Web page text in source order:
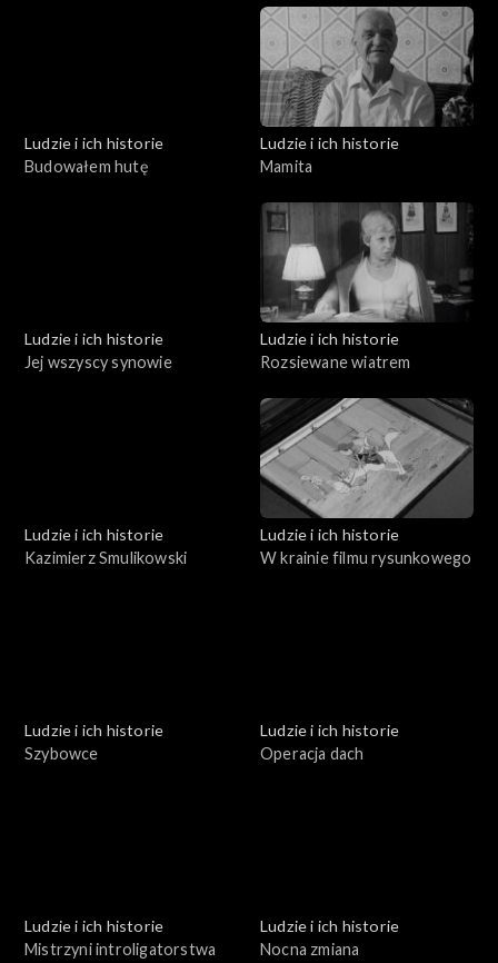
Ludzie i ich historie
Budowałem hutę
Ludzie i ich historie
Mamita
Ludzie i ich historie
Jej wszyscy synowie
Ludzie i ich historie
Rozsiewane wiatrem
Ludzie i ich historie
Kazimierz Smulikowski
Ludzie i ich historie
W krainie filmu rysunkowego
Ludzie i ich historie
Szybowce
Ludzie i ich historie
Operacja dach
Ludzie i ich historie
Mistrzyni introligatorstwa
Ludzie i ich historie
Nocna zmiana